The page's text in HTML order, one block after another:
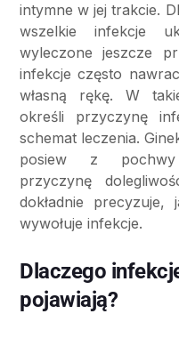
intymne w jej trakcie.
wszelkie infekcje
wyleczone jeszcze
infekcje często
własną rękę. W
określi przyczynę
schemat leczenia.
posiew z pochwy
przyczynę
dokładnie precyzuje,
wywołuje infekcje.
Dlaczego
pojawiają?